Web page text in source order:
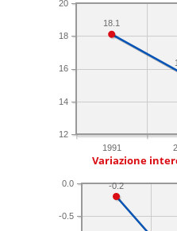
1991
12
14
16
18
20
18.1
Variazione
-0.5
0.0 -0.2